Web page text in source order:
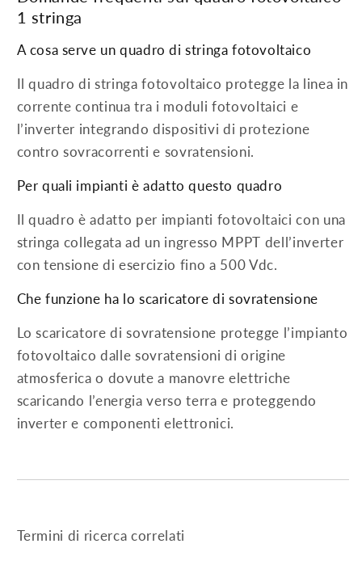
1 stringa
A cosa serve un quadro di stringa fotovoltaico
Il quadro di stringa fotovoltaico protegge la linea in
corrente continua tra i moduli fotovoltaici e
l’inverter integrando dispositivi di protezione
contro sovracorrenti e sovratensioni.
Per quali impianti è adatto questo quadro
Il quadro è adatto per impianti fotovoltaici con una
stringa collegata ad un ingresso MPPT dell’inverter
con tensione di esercizio fino a 500 Vdc.
Che funzione ha lo scaricatore di sovratensione
Lo scaricatore di sovratensione protegge l’impianto
fotovoltaico dalle sovratensioni di origine
atmosferica o dovute a manovre elettriche
scaricando l’energia verso terra e proteggendo
inverter e componenti elettronici.
Termini di ricerca correlati